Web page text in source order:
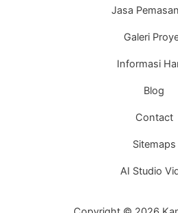
Jasa
Galeri
Informasi
Blog
Contact
Sitemaps
AI Studio